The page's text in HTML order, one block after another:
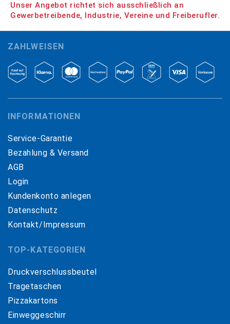
Unser Angebot richtet sich ausschließlich an
Gewerbetreibende, Industrie, Vereine und Freiberufler.
ZAHLWEISEN
INFORMATIONEN
Service-Garantie
Bezahlung & Versand
AGB
Login
Kundenkonto anlegen
Datenschutz
Kontakt/Impressum
TOP-KATEGORIEN
Druckverschlussbeutel
Tragetaschen
Pizzakartons
Einweggeschirr